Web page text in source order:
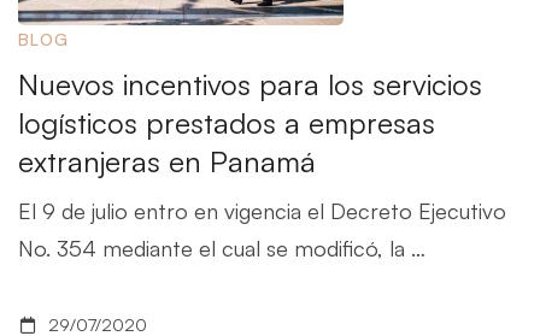
BLOG
Nuevos incentivos para los servicios
logísticos prestados a empresas
extranjeras en Panamá
El 9 de julio entro en vigencia el Decreto Ejecutivo
No. 354 mediante el cual se modificó, la …
29/07/2020